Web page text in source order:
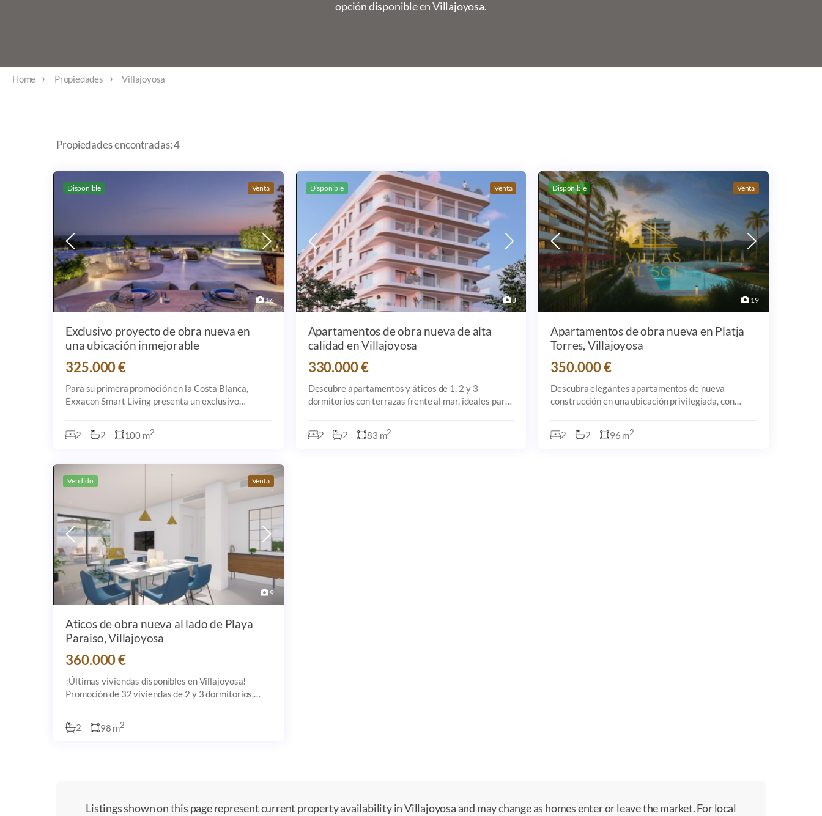
opción disponible en Villajoyosa.
Home Propiedades Villajoyosa
Propiedades encontradas: 4
Disponible Venta
16
Exclusivo proyecto de obra nueva en
una ubicación inmejorable
325.000 €
Para su primera promoción en la Costa Blanca,
Exxacon Smart Living presenta un exclusivo
confort, diseño contemporáneo y una ubicación
inmejorab
2 2 100 m2
Más imagenes
Disponible Venta
8
Apartamentos de obra nueva de alta
calidad en Villajoyosa
330.000 €
Descubre apartamentos y áticos de 1, 2 y 3
dormitorios con terrazas frente al mar, ideales para
Desde tu hogar, podrás bajar a la playa por un
2 2 83 m2
Más imagenes
Disponible Venta
19
Apartamentos de obra nueva en Platja
Torres, Villajoyosa
350.000 €
Descubra elegantes apartamentos de nueva
construcción en una ubicación privilegiada, con
residencial cuenta con amplios jardines, piscinas, un
mode
2 2 96 m2
Vendido Venta
9
Aticos de obra nueva al lado de Playa
Paraiso, Villajoyosa
360.000 €
¡Últimas viviendas disponibles en Villajoyosa!
Promoción de 32 viviendas de 2 y 3 dormitorios,
ideal: a solo 10 minutos del centro de Villajoyosa y
2 98 m2
Listings shown on this page represent current property availability in Villajoyosa and may change as homes enter or leave the market. For local